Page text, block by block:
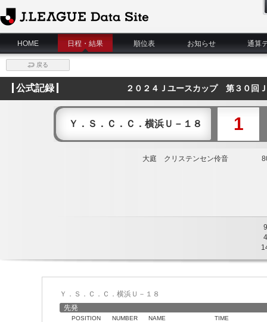
J.League Data Site
HOME
日程・結果 順位表 お知らせ 通算
戻る
公式記録 ２０２４Ｊユースカップ 第３０回
Ｙ．Ｓ．Ｃ．Ｃ．横浜Ｕ－１８ 1
大庭 クリステンセン伶音
9
4
Ｙ．Ｓ．Ｃ．Ｃ．横浜Ｕ－１８
先発
POSITION NUMBER NAME TIME